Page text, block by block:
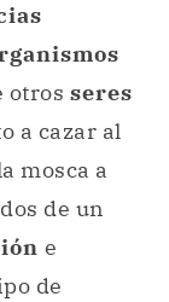
otros seres
a cazar al
mosca a
de un
e
de